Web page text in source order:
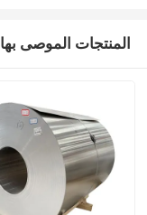
المنتجات الموصى بها